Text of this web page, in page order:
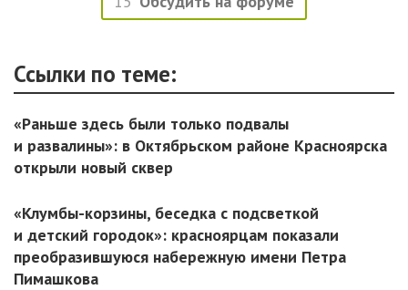
Ссылки по теме:
«Раньше здесь были только подвалы
и развалины»: в Октябрьском районе Красноярска
открыли новый сквер
«Клумбы-корзины, беседка с подсветкой
и детский городок»: красноярцам показали
преобразившуюся набережную имени Петра
Пимашкова